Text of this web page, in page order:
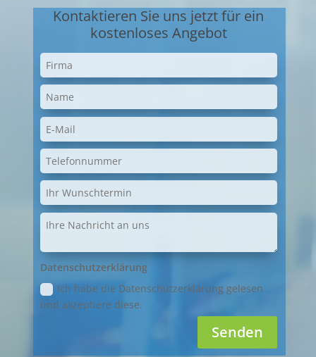
Kontaktieren Sie uns jetzt für ein
kostenloses Angebot
Datenschutzerklärung
Ich habe die Datenschutzerklärung gelesen
und akzeptiere diese.
Senden